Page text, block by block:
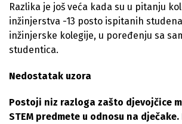
Razlika je još veća kada su u pitanju
inžinjerstva -13 posto ispitanih
inžinjerske kolegije, u poređenju sa
studentica.
Nedostatak uzora
Postoji niz razloga zašto djevojčice
STEM predmete u odnosu na dječake.